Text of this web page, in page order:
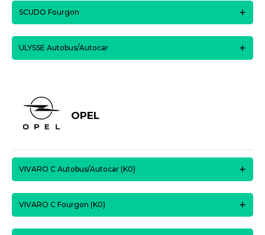
SCUDO Fourgon
ULYSSE Autobus/Autocar
OPEL
VIVARO C Autobus/Autocar (K0)
VIVARO C Fourgon (K0)